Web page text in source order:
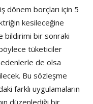
dönem borçları için 5
kesileceğine
bildirimi bir sonraki
tüketiciler
de olsa
Bu sözleşme
farklı uygulamaların